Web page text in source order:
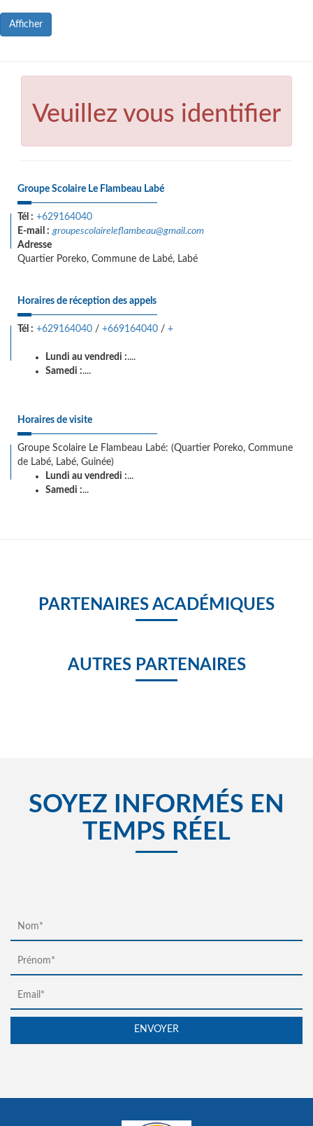
Afficher
Veuillez vous identifier
Groupe Scolaire Le Flambeau Labé
Tél : +629164040
E-mail : groupescolaireleflambeau@gmail.com
Adresse
Quartier Poreko, Commune de Labé, Labé
Horaires de réception des appels
Tél : +629164040 / +669164040 / +
Lundi au vendredi :....
Samedi :....
Horaires de visite
Groupe Scolaire Le Flambeau Labé: (Quartier Poreko, Commune
de Labé, Labé, Guinée)
Lundi au vendredi :...
Samedi :...
PARTENAIRES ACADÉMIQUES
AUTRES PARTENAIRES
SOYEZ INFORMÉS EN
TEMPS RÉEL